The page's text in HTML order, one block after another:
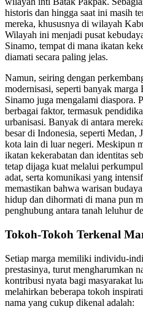
historis dan hingga saat ini masih
mereka, khususnya di wilayah
Wilayah ini menjadi pusat
Sinamo, tempat di mana ikatan
diamati secara paling jelas.
Namun, seiring dengan
modernisasi, seperti banyak
Sinamo juga mengalami diaspora.
berbagai faktor, termasuk
urbanisasi. Banyak di antara
besar di Indonesia, seperti Medan,
kota lain di luar negeri. Meskipun
ikatan kekerabatan dan identitas
tetap dijaga kuat melalui
adat, serta komunikasi yang
memastikan bahwa warisan
hidup dan dihormati di mana pun
penghubung antara tanah leluhur
Tokoh-Tokoh Terkenal
Setiap marga memiliki individu-
prestasinya, turut mengharumkan
kontribusi nyata bagi masyarakat
melahirkan beberapa tokoh
nama yang cukup dikenal adalah: